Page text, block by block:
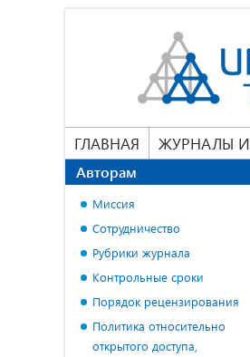
ГЛАВНАЯ ЖУРНАЛЫ
Авторам
Миссия
Сотрудничество
Рубрики журнала
Контрольные сроки
Порядок рецензирования
Политика относительно
открытого доступа,